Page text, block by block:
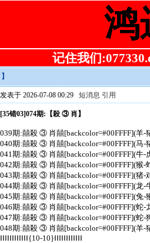
鸿
记住我们
发表于 2026-07-08 00:29 短消息 引用
[35错03]074期:【殺 ③ 肖】
039期:囍殺 ③ 肖囍[backcolor=#00FFFF](羊
040期:囍殺 ③ 肖囍[backcolor=#00FFFF](马
041期:囍殺 ③ 肖囍[backcolor=#00FFFF](牛
042期:囍殺 ③ 肖囍[backcolor=#00FFFF](猴
043期:囍殺 ③ 肖囍[backcolor=#00FFFF](猪
044期:囍殺 ③ 肖囍[backcolor=#00FFFF](龙
045期:囍殺 ③ 肖囍[backcolor=#00FFFF](兔
046期:囍殺 ③ 肖囍[backcolor=#00FFFF](蛇
047期:囍殺 ③ 肖囍[backcolor=#00FFFF](蛇
048期:囍殺 ③ 肖囍[backcolor=#00FFFF](羊
ⅠⅠⅠⅠⅠⅠⅠⅠⅠⅠⅠⅠ{10-10}ⅠⅠⅠⅠⅠⅠⅠⅠⅠⅠⅠⅠ